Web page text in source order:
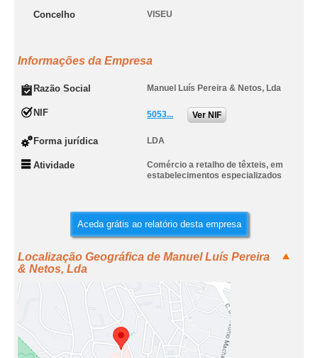
Concelho VISEU
Informações da Empresa
Razão Social Manuel Luís Pereira & Netos, Lda
NIF 5053... Ver NIF
Forma jurídica LDA
Atividade
Comércio a retalho de têxteis, em
estabelecimentos especializados
Aceda grátis ao relatório desta empresa
Localização Geográfica de Manuel Luís Pereira
& Netos, Lda